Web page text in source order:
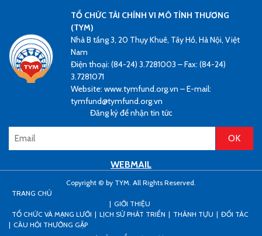
TỔ CHỨC TÀI CHÍNH VI MÔ TÌNH THƯƠNG
(TYM)
Nhà B tầng 3, 20 Thụy Khuê, Tây Hồ, Hà Nội, Việt
Nam
Điện thoại: (84-24) 3.7281003 – Fax: (84-24)
3.7281071
Website: www.tymfund.org.vn – E-mail:
tymfund@tymfund.org.vn
Đăng ký để nhận tin tức
WEBMAIL
Copyright © by TYM. All Rights Reserved.
TRANG CHỦ
GIỚI THIỆU
TỔ CHỨC VÀ MẠNG LƯỚI
LỊCH SỬ PHÁT TRIỂN THÀNH TỰU
ĐỐI TÁC
CÂU HỎI THƯỜNG GẶP